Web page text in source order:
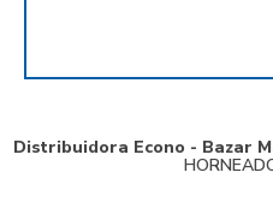
Distribuidora Econo - Bazar